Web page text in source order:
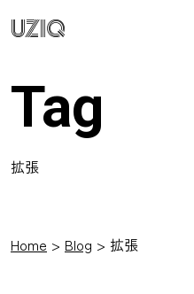
UZIQ
Tag
拡張
Home Blog 拡張